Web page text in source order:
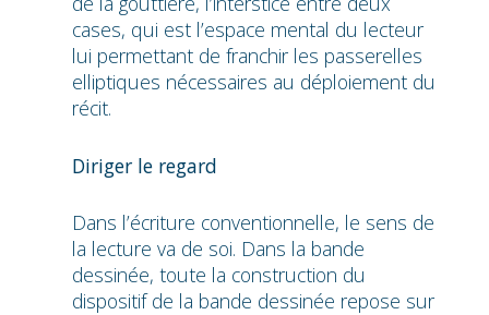
cases, qui est l’espace mental du lecteur
lui permettant de franchir les passerelles
elliptiques nécessaires au déploiement du
récit.
Diriger le regard
Dans l’écriture conventionnelle, le sens de
la lecture va de soi. Dans la bande
dessinée, toute la construction du
dispositif de la bande dessinée repose sur